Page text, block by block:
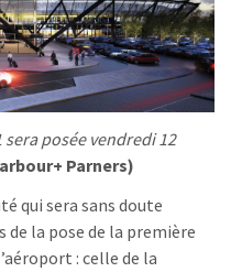
posée vendredi 12
Parners)
qui sera sans doute
de la pose de la première
: celle de la